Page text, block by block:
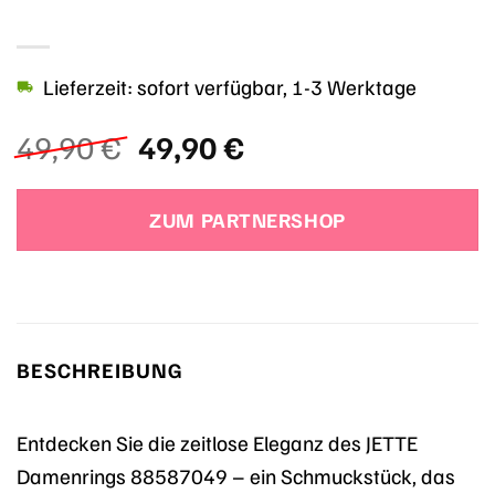
49,90€ Ursprünglicher
Preis
war:
49,90 €
49,90€Aktueller
ist:
49,90 €.
Lieferzeit: sofort verfügbar, 1-3 Werktage
ZUM PARTNERSHOP
BESCHREIBUNG
Entdecken Sie die zeitlose Eleganz des JETTE
Damenrings 88587049 – ein Schmuckstück, das